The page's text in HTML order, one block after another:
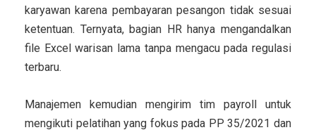
karyawan karena pembayaran pesangon tidak sesuai
ketentuan. Ternyata, bagian HR hanya mengandalkan
file Excel warisan lama tanpa mengacu pada regulasi
terbaru.
Manajemen kemudian mengirim tim payroll untuk
mengikuti pelatihan yang fokus pada PP 35/2021 dan